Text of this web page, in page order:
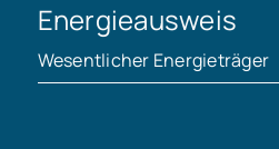
Energieausweis
Wesentlicher Energieträger